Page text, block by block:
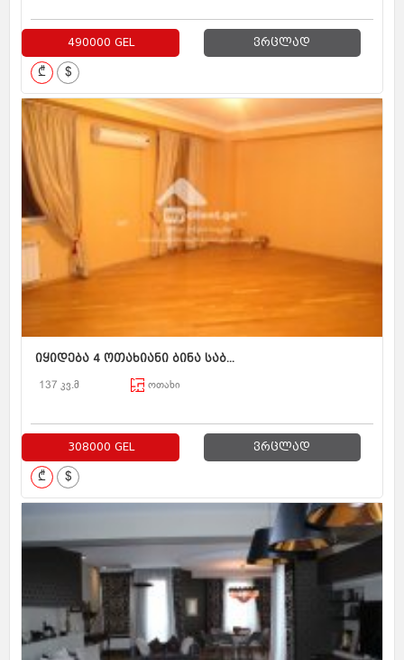
490000 GEL ვრცლად
₾ $
იყიდება 4 ოთახიანი ბინა საბ...
137 კვ.მ ოთახი
308000 GEL ვრცლად
₾ $